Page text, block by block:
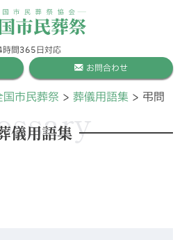
時間365日対応
お問合わせ
国市民葬祭 葬儀用語集 弔問
儀用語集